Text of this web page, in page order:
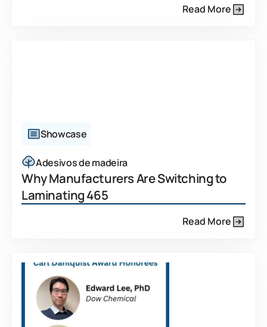
Read More
Showcase
Adesivos de madeira
Why Manufacturers Are Switching to
Laminating 465
Read More